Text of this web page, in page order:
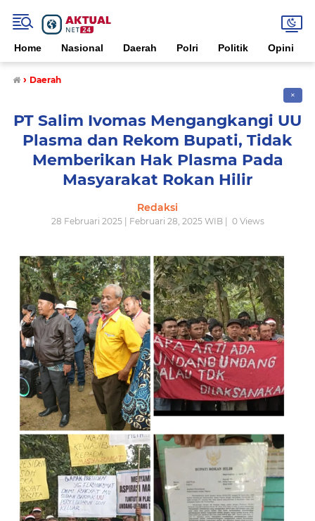
Home Nasional Daerah Polri Politik Opini
› Daerah
✕
PT Salim Ivomas Mengangkangi UU
Plasma dan Rekom Bupati, Tidak
Memberikan Hak Plasma Pada
Masyarakat Rokan Hilir
Redaksi
28 Februari 2025 | Februari 28, 2025 WIB | 0Views